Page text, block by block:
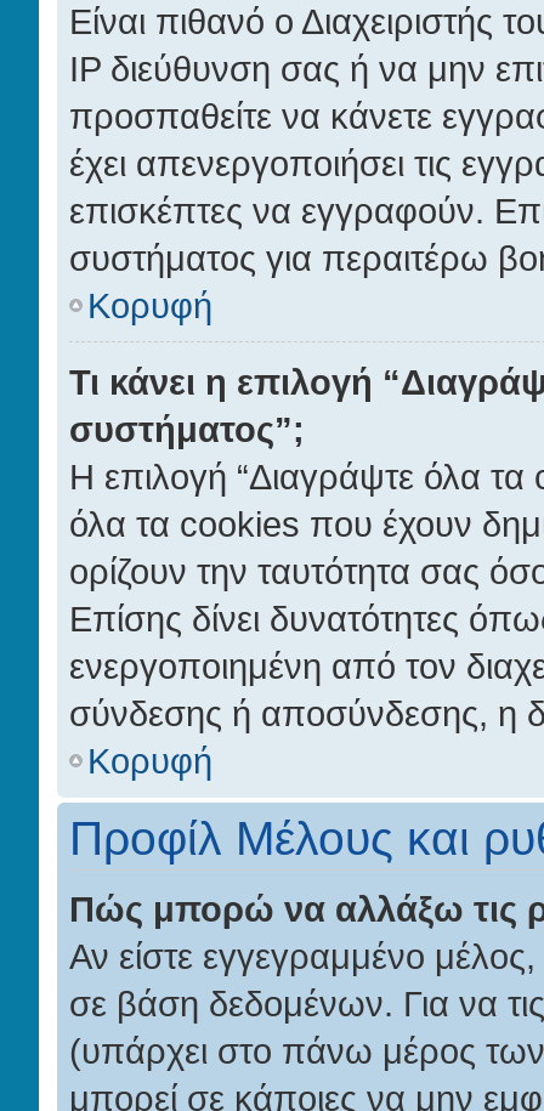
Είναι πιθανό ο Διαχειριστής
IP διεύθυνση σας ή να μην
προσπαθείτε να κάνετε
έχει απενεργοποιήσει τις
επισκέπτες να εγγραφούν.
συστήματος για περαιτέρω
Κορυφή
Τι κάνει η επιλογή
συστήματος”;
Η επιλογή “Διαγράψτε όλα τα
όλα τα cookies που έχουν
ορίζουν την ταυτότητα σας
Επίσης δίνει δυνατότητες
ενεργοποιημένη από τον
σύνδεσης ή αποσύνδεσης, η
Κορυφή
Προφίλ Μέλους και
Πώς μπορώ να αλλάξω τις
Αν είστε εγγεγραμμένο
σε βάση δεδομένων. Για να
(υπάρχει στο πάνω μέρος
μπορεί σε κάποιες να μην